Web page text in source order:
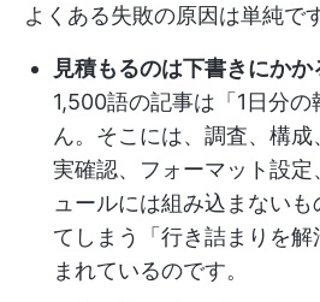
よくある失敗の原因は単純で
見積もるのは下書きにかか
1,500語の記事は「1日分
ん。そこには、調査、構
実確認、フォーマット設
ュールには組み込まない
てしまう「行き詰まりを
まれているのです。